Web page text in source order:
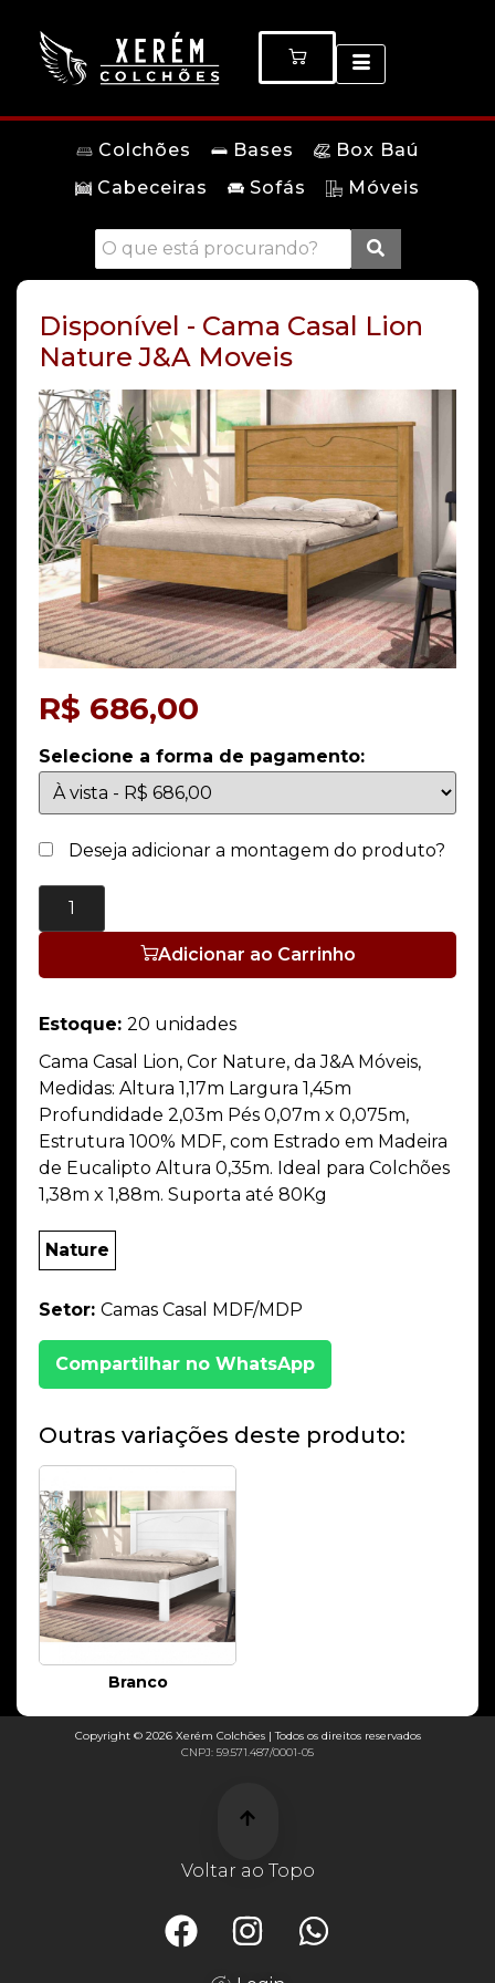
Colchões Bases
Box Baú
Cabeceiras
Sofás Móveis
Disponível - Cama Casal Lion
Nature J&A Moveis
R$ 686,00
Selecione a forma de pagamento:
Deseja adicionar a montagem do produto?
Adicionar ao Carrinho
Estoque: 20 unidades
Cama Casal Lion, Cor Nature, da J&A Móveis,
Medidas: Altura 1,17m Largura 1,45m
Profundidade 2,03m Pés 0,07m x 0,075m,
Estrutura 100% MDF, com Estrado em Madeira
de Eucalipto Altura 0,35m. Ideal para Colchões
1,38m x 1,88m. Suporta até 80Kg
Nature
Setor: Camas Casal MDF/MDP
Compartilhar no WhatsApp
Outras variações deste produto:
Branco
Voltar ao Topo
Copyright © 2026 Xerém Colchões | Todos os direitos reservados
CNPJ: 59.571.487/0001-05